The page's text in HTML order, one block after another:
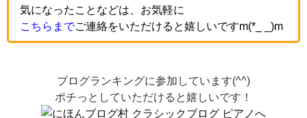
気になったことなどは、お気軽に
こちらまでご連絡をいただけると嬉しいですm(*_ _)m
ブログランキングに参加しています(^^)
ポチっとしていただけると嬉しいです！